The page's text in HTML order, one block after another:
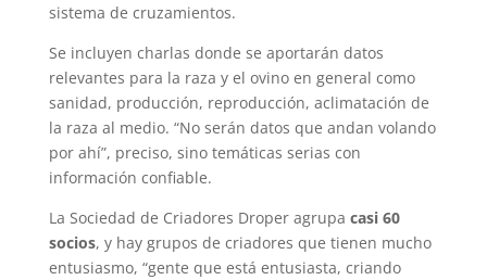
sistema de cruzamientos.
Se incluyen charlas donde se aportarán datos
relevantes para la raza y el ovino en general como
sanidad, producción, reproducción, aclimatación de
la raza al medio. “No serán datos que andan volando
por ahí”, preciso, sino temáticas serias con
información confiable.
La Sociedad de Criadores Droper agrupa casi 60
socios, y hay grupos de criadores que tienen mucho
entusiasmo, “gente que está entusiasta, criando